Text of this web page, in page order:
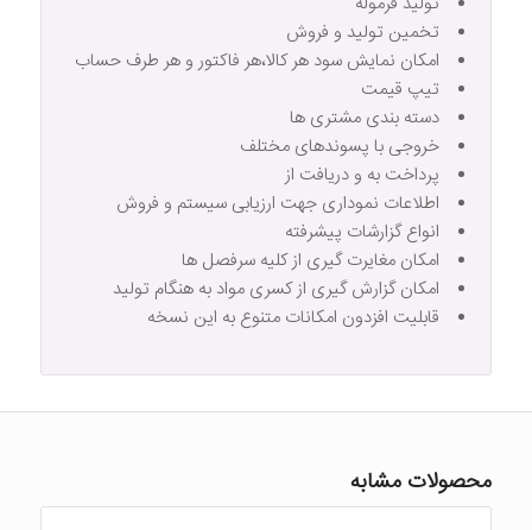
تخمین تولید و فروش
امکان نمایش سود هر کالا،هر فاکتور و هر طرف حساب
تیپ قیمت
دسته بندی مشتری ها
خروجی با پسوندهای مختلف
پرداخت به و دریافت از
اطلاعات نموداری جهت ارزیابی سیستم و فروش
انواع گزارشات پیشرفته
امکان مغایرت گیری از کلیه سرفصل ها
امکان گزارش گیری از کسری مواد به هنگام تولید
قابلیت افزدون امکانات متنوع به این نسخه
محصولات مشابه